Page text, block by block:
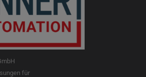
für